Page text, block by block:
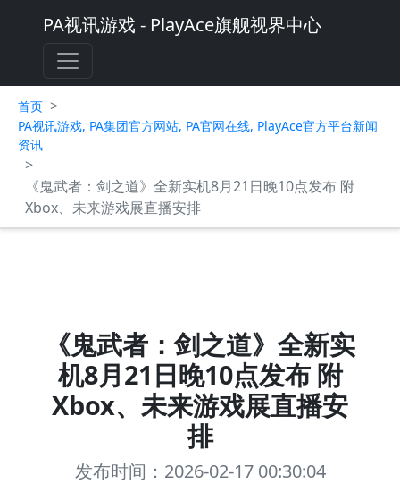
PA视讯游戏 - PlayAce旗舰视界中心
首页 >
PA视讯游戏, PA集团官方网站, PA官网在线, PlayAce官方平台新闻
资讯
>
《鬼武者：剑之道》全新实机8月21日晚10点发布 附
Xbox、未来游戏展直播安排
《鬼武者：剑之道》全新实
机8月21日晚10点发布 附
Xbox、未来游戏展直播安
排
发布时间：2026-02-17 00:30:04